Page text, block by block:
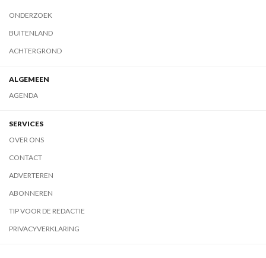
ONDERZOEK
BUITENLAND
ACHTERGROND
ALGEMEEN
AGENDA
SERVICES
OVER ONS
CONTACT
ADVERTEREN
ABONNEREN
TIP VOOR DE REDACTIE
PRIVACYVERKLARING